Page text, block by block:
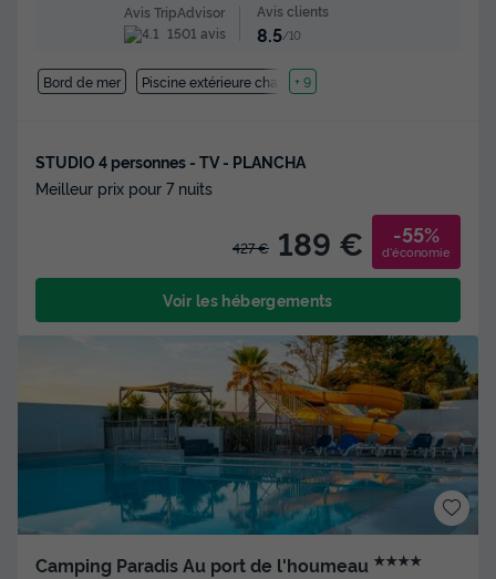
Avis TripAdvisor
1501 avis
Avis clients
8.5/10
Bord de mer Piscine extérieure chauffée
+ 9
STUDIO 4 personnes - TV - PLANCHA
Meilleur prix pour 7 nuits
427 € 189 € -55%
d'économie
Voir les hébergements
Camping Paradis Au port de l'houmeau ★★★★